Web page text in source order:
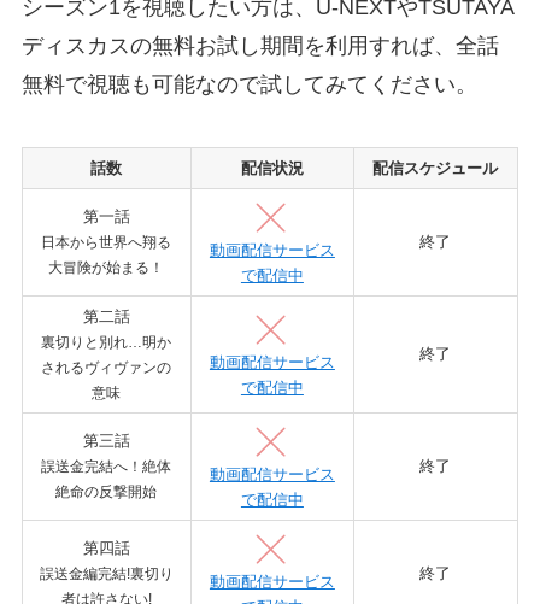
シーズン1を視聴したい方は、U-NEXTやTSUTAYA
ディスカスの無料お試し期間を利用すれば、全話
無料で視聴も可能なので試してみてください。
話数 配信状況 配信スケジュール
第一話
日本から世界へ翔る
大冒険が始まる！
動画配信サービス
で配信中
終了
第二話
裏切りと別れ…明か
されるヴィヴァンの
意味
動画配信サービス
で配信中
終了
第三話
誤送金完結へ！絶体
絶命の反撃開始
動画配信サービス
で配信中
終了
第四話
誤送金編完結!裏切り
者は許さない!
動画配信サービス
終了